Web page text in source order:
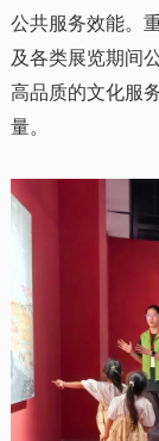
公共服务效能。
及各类展览期间
高品质的文化服
量。